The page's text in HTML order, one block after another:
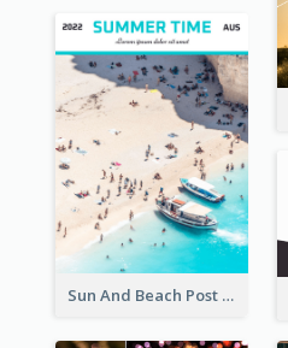
Sun And Beach Post Card